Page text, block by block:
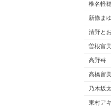
椎名軽
新條まゆ
清野と
曽根富
高野苺
高橋留
乃木坂
東村ア